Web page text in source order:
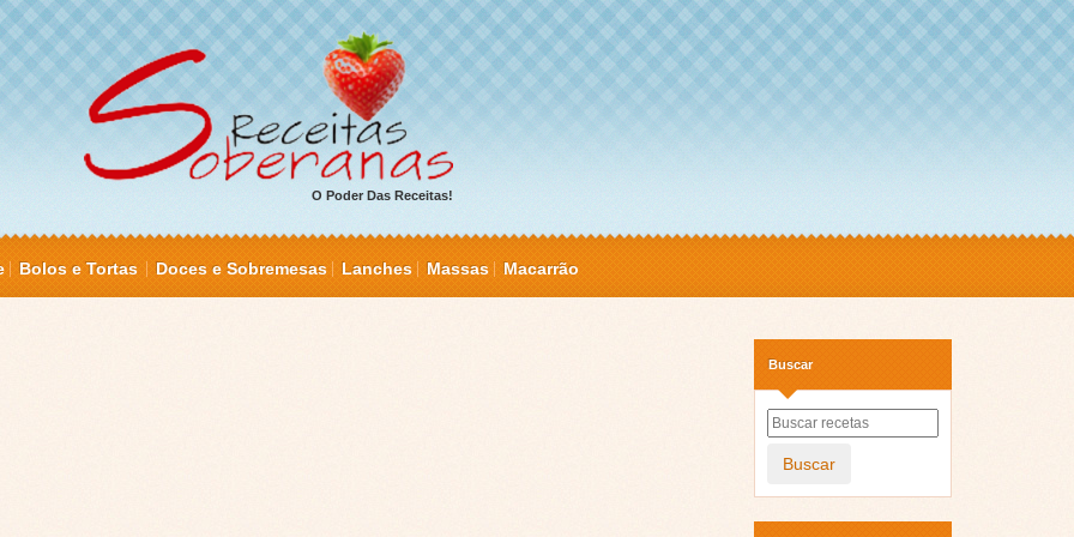
O Poder Das Receitas!
Bolos e Tortas Doces e Sobremesas Lanches Massas Macarrão
Buscar
Buscar